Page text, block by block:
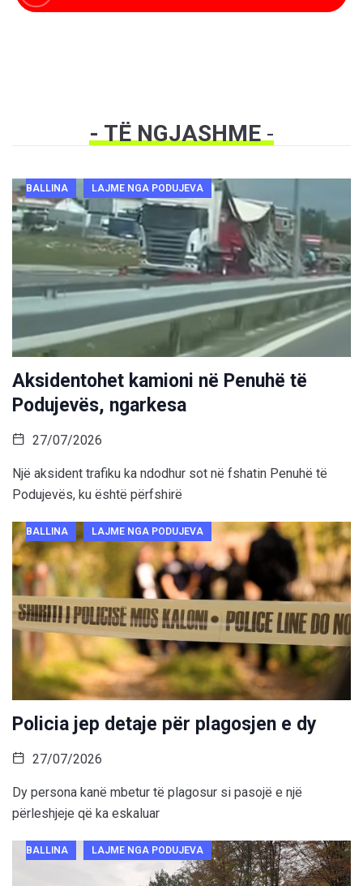
- TË NGJASHME-
BALLINA LAJME NGA PODUJEVA
Aksidentohet kamioni në Penuhë të
Podujevës, ngarkesa
27/07/2026
Një aksident trafiku ka ndodhur sot në fshatin Penuhë të
Podujevës, ku është përfshirë
BALLINA LAJME NGA PODUJEVA
Policia jep detaje për plagosjen e dy
27/07/2026
Dy persona kanë mbetur të plagosur si pasojë e një
përleshjeje që ka eskaluar
BALLINA LAJME NGA PODUJEVA